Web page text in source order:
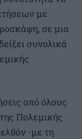
με
σε μια
συνολικά
από όλους
Πολεμικής
-με τη